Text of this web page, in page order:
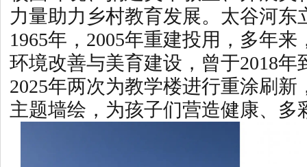
力量助力乡村教育发展。太谷河东
1965年，2005年重建投用，多年
环境改善与美育建设，曾于2018年
2025年两次为教学楼进行重涂刷
主题墙绘，为孩子们营造健康、多